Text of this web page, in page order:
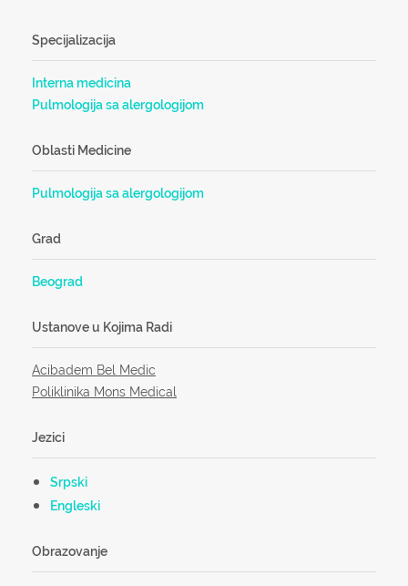
Specijalizacija
Interna medicina
Pulmologija sa alergologijom
Oblasti Medicine
Pulmologija sa alergologijom
Grad
Beograd
Ustanove u Kojima Radi
Acibadem Bel Medic
Poliklinika Mons Medical
Jezici
Srpski
Engleski
Obrazovanje